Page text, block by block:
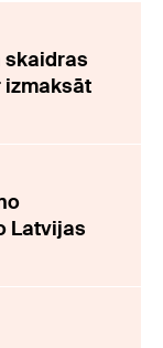
skaidras
izmaksāt
Latvijas